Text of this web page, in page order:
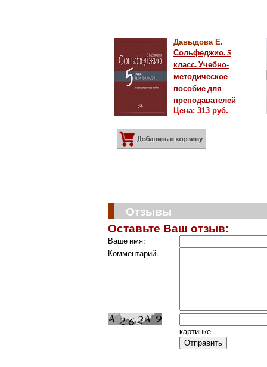
Давыдова Е.
Сольфеджио. 5
класс. Учебно-
методическое
пособие для
преподавателей
Цена: 313 руб.
Отзывы
Оставьте Ваш отзыв:
Ваше имя:
Комментарий:
картинке